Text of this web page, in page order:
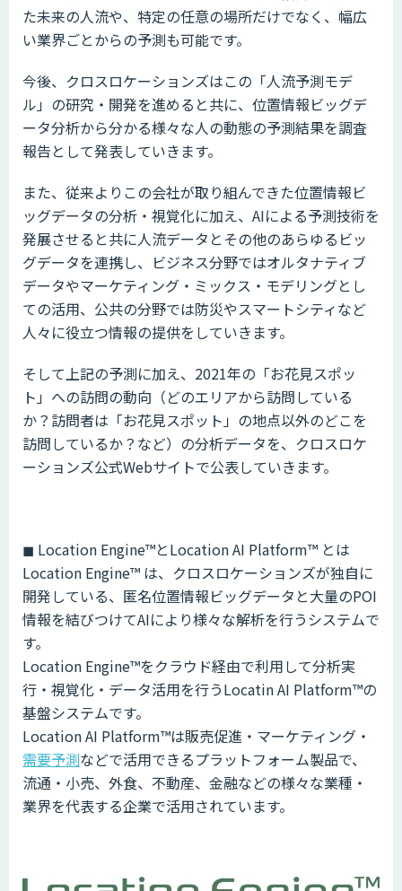
た未来の人流や、特定の任意の場所だけでなく、幅広
い業界ごとからの予測も可能です。
今後、クロスロケーションズはこの「人流予測モデ
ル」の研究・開発を進めると共に、位置情報ビッグデ
ータ分析から分かる様々な人の動態の予測結果を調査
報告として発表していきます。
また、従来よりこの会社が取り組んできた位置情報ビ
ッグデータの分析・視覚化に加え、AIによる予測技術を
発展させると共に人流データとその他のあらゆるビッ
グデータを連携し、ビジネス分野ではオルタナティブ
データやマーケティング・ミックス・モデリングとし
ての活用、公共の分野では防災やスマートシティなど
人々に役立つ情報の提供をしていきます。
そして上記の予測に加え、2021年の「お花見スポッ
ト」への訪問の動向（どのエリアから訪問している
か？訪問者は「お花見スポット」の地点以外のどこを
訪問しているか？など）の分析データを、クロスロケ
ーションズ公式Webサイトで公表していきます。
◼︎ Location Engine™️とLocation AI Platform™️ とは
Location Engine™️ は、クロスロケーションズが独自に
開発している、匿名位置情報ビッグデータと大量のPOI
情報を結びつけてAIにより様々な解析を行うシステムで
す。
Location Engine™️をクラウド経由で利用して分析実
行・視覚化・データ活用を行うLocatin AI Platform™️の
基盤システムです。
Location AI Platform™️は販売促進・マーケティング・
需要予測などで活用できるプラットフォーム製品で、
流通・小売、外食、不動産、金融などの様々な業種・
業界を代表する企業で活用されています。​